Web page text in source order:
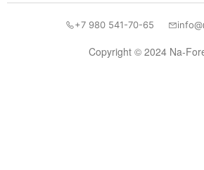
Copyright © 2024 Na-
+7 980 541-70-65